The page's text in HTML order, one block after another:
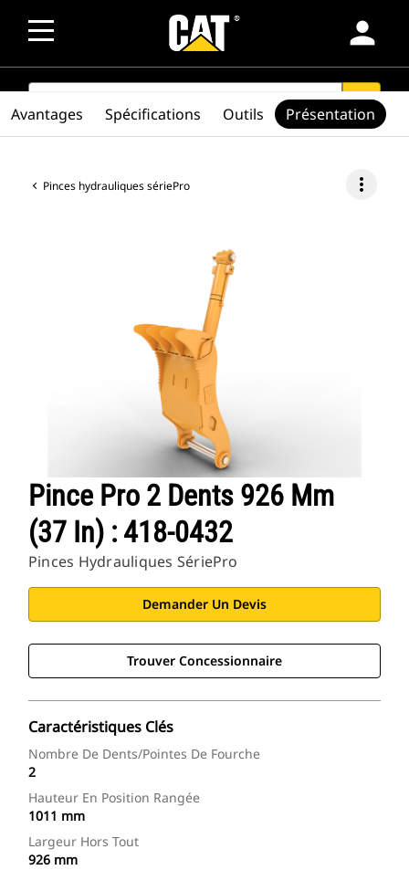
person
SEARCH search
Pinces hydrauliques sériePro more_vert
Pince Pro 2 Dents 926 Mm
(37 In) : 418-0432
Pinces Hydrauliques SériePro
Demander Un Devis
Trouver Concessionnaire
Caractéristiques Clés
Nombre De Dents/pointes De Fourche
2
Hauteur En Position Rangée
1011 mm
Largeur Hors Tout
926 mm
Avantages Spécifications Outils Présentation